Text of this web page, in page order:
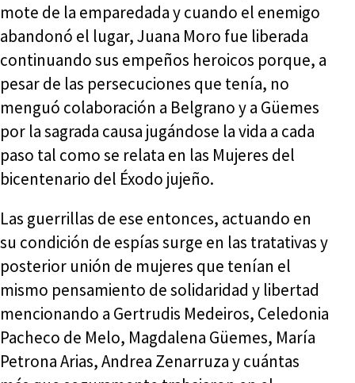
mote de la emparedada y cuando el enemigo
abandonó el lugar, Juana Moro fue liberada
continuando sus empeños heroicos porque, a
pesar de las persecuciones que tenía, no
menguó colaboración a Belgrano y a Güemes
por la sagrada causa jugándose la vida a cada
paso tal como se relata en las Mujeres del
bicentenario del Éxodo jujeño.
Las guerrillas de ese entonces, actuando en
su condición de espías surge en las tratativas y
posterior unión de mujeres que tenían el
mismo pensamiento de solidaridad y libertad
mencionando a Gertrudis Medeiros, Celedonia
Pacheco de Melo, Magdalena Güemes, María
Petrona Arias, Andrea Zenarruza y cuántas